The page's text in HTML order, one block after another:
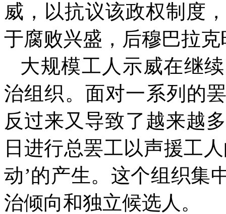
威，以抗议该政权制度
于腐败兴盛，后穆巴拉
大规模工人示威在继
治组织。面对一系列的
反过来又导致了越来越
日进行总罢工以声援工
动’的产生。这个组织集
治倾向和独立候选人。